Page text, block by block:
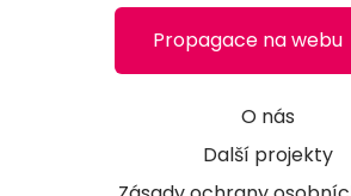
O nás
Další projekty
Propagace na webu